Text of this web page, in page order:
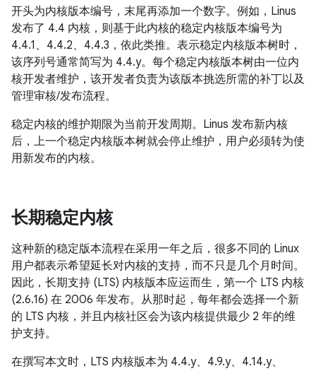
开头为内核版本编号，末尾再添加一个数字。例如，Linus
发布了 4.4 内核，则基于此内核的稳定内核版本编号为
4.4.1、4.4.2、4.4.3，依此类推。表示稳定内核版本树时，
该序列号通常简写为 4.4.y。每个稳定内核版本树由一位内
核开发者维护，该开发者负责为该版本挑选所需的补丁以及
管理审核/发布流程。
稳定内核的维护期限为当前开发周期。Linus 发布新内核
后，上一个稳定内核版本树就会停止维护，用户必须转为使
用新发布的内核。
长期稳定内核
这种新的稳定版本流程在采用一年之后，很多不同的 Linux
用户都表示希望延长对内核的支持，而不只是几个月时间。
因此，长期支持 (LTS) 内核版本应运而生，第一个 LTS 内核
(2.6.16) 在 2006 年发布。从那时起，每年都会选择一个新
的 LTS 内核，并且内核社区会为该内核提供最少 2 年的维
护支持。
在撰写本文时，LTS 内核版本为 4.4.y、4.9.y、4.14.y、